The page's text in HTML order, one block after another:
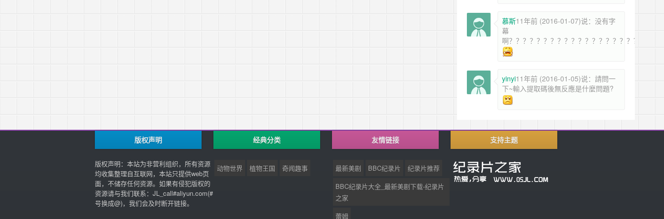
慕斯11年前 (2016-01-07)说：没有字
幕
啊？？？？？？？？？？？？？？？？？？？？？？
yinyi11年前 (2016-01-05)说：請問一
下~輸入提取碼後無反應是什麼問題?
版权声明
版权声明：本站为非营利组织，所有资源
均收集整理自互联网，本站只提供web页
面，不储存任何资源。如果有侵犯版权的
资源请与我们联系：JL_call#aliyun.com(#
号换成@)，我们会及时断开链接。
经典分类
动物世界 植物王国 奇闻趣事
友情链接
最新美剧 BBC纪录片
纪录片推荐
BBC纪录片大全_最新美剧下载-纪录片
之家
蕾姆
支持主题